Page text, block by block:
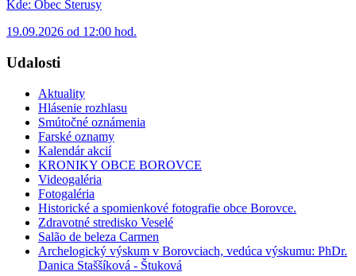
Kde: Obec Šterusy
19.09.2026 od 12:00 hod.
Udalosti
Aktuality
Hlásenie rozhlasu
Smútočné oznámenia
Farské oznamy
Kalendár akcií
KRONIKY OBCE BOROVCE
Videogaléria
Fotogaléria
Historické a spomienkové fotografie obce Borovce.
Zdravotné stredisko Veselé
Salão de beleza Carmen
Archelogický výskum v Borovciach, vedúca výskumu: PhDr.
Danica Staššíková - Štuková